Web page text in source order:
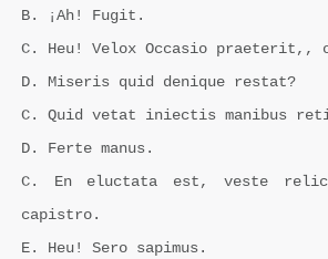
B. ¡Ah! Fugit.
C. Heu! Velox Occasio praeterit,,
D. Miseris quid denique restat?
C. Quid vetat iniectis manibus
D. Ferte manus.
C. En eluctata est, veste
capistro.
E. Heu! Sero sapimus.